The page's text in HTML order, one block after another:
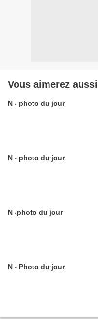
Vous aimerez aussi
N - photo du jour
N - photo du jour
N -photo du jour
N - Photo du jour